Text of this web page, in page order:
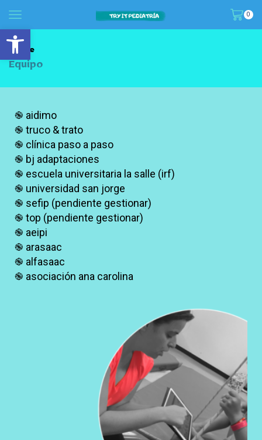
abrir barra de herramientas
0
Home
Equipo
֎ aidimo
֎ truco & trato
֎ clínica paso a paso
֎ bj adaptaciones
֎ escuela universitaria la salle (irf)
֎ universidad san jorge
֎ sefip (pendiente gestionar)
֎ top (pendiente gestionar)
֎ aeipi
֎ arasaac
֎ alfasaac
֎ asociación ana carolina